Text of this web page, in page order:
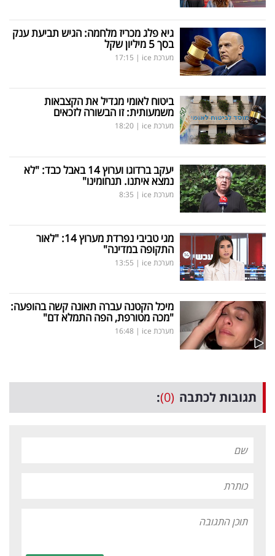
גיא פלג מכריז מלחמה: הגיש תביעת ענק
בסך 5 מיליון שקל
מערכת ice |
17:15
ביטוח לאומי מגדיל את הקצבאות
משמעותית: זו הבשורה לזכאים
מערכת ice |
18:20
יעקב ברדוגו וערוץ 14 באבל כבד: "לא
נמצא איתנו. תנחומינו"
מערכת ice |
8:35
מגי טביבי נפרדת מערוץ 14: "לאור
התקופה במדינה"
מערכת ice |
13:55
מיכל הקטנה עברה תאונה קשה בהופעה:
"מכה מטורפת, הפה התמלא דם"
מערכת ice |
16:48
תגובות לכתבה (0)
: